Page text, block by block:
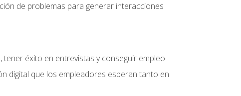
de problemas para generar interacciones
éxito en entrevistas y conseguir empleo
digital que los empleadores esperan tanto en